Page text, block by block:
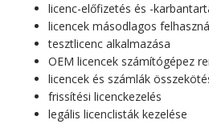
licenc-előfizetés és -
licencek másodlagos
tesztlicenc alkalmazása
OEM licencek számítógépez
licencek és számlák
frissítési licenckezelés
legális licenclisták kezelése